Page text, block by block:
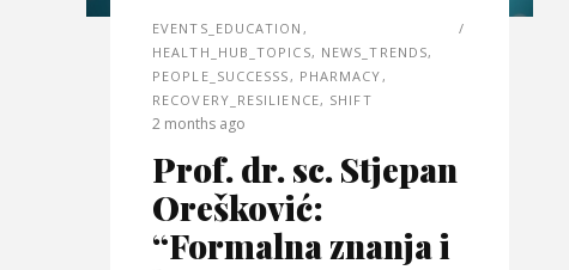
EVENTS_EDUCATION ,
HEALTH_HUB_TOPICS, NEWS_TRENDS,
PEOPLE_SUCCESSS, PHARMACY,
RECOVERY_RESILIENCE, SHIFT
2 months ago
Prof. dr. sc. Stjepan
Orešković:
“Formalna znanja i